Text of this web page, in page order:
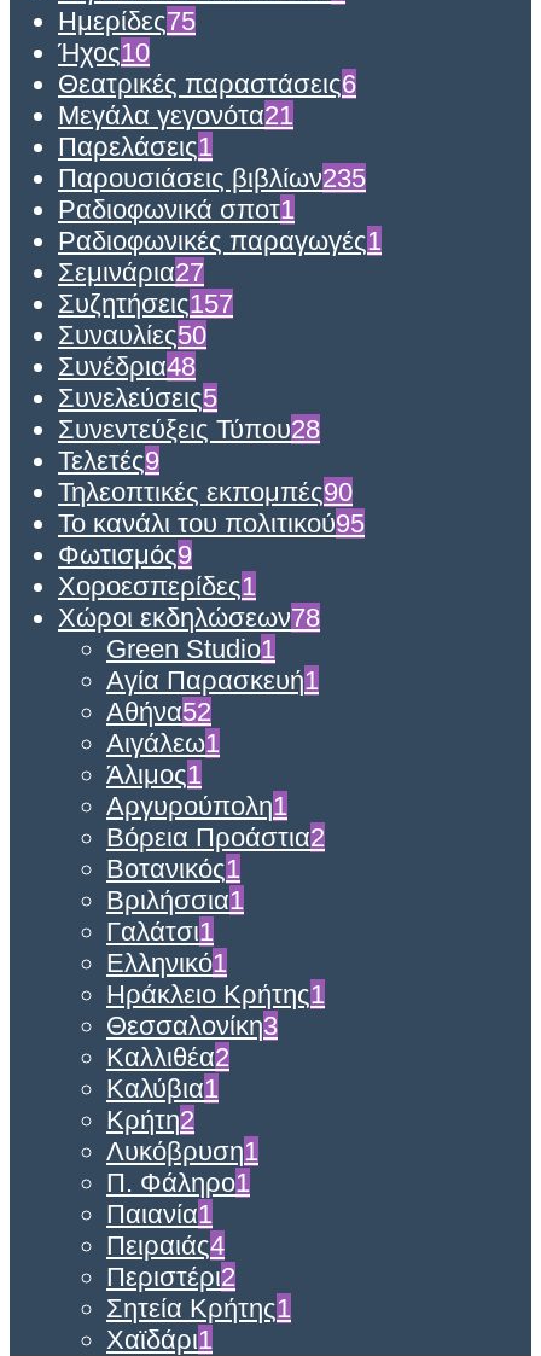
Ημερίδες75
Ήχος10
Θεατρικές παραστάσεις6
Μεγάλα γεγονότα21
Παρελάσεις1
Παρουσιάσεις βιβλίων235
Ραδιοφωνικά σποτ1
Ραδιοφωνικές παραγωγές1
Σεμινάρια27
Συζητήσεις157
Συναυλίες50
Συνέδρια48
Συνελεύσεις5
Συνεντεύξεις Τύπου28
Τελετές9
Τηλεοπτικές εκπομπές90
Το κανάλι του πολιτικού95
Φωτισμός9
Χοροεσπερίδες1
Χώροι εκδηλώσεων78
Green Studio1
Αγία Παρασκευή1
Αθήνα52
Αιγάλεω1
Άλιμος1
Αργυρούπολη1
Βόρεια Προάστια2
Βοτανικός1
Βριλήσσια1
Γαλάτσι1
Ελληνικό1
Ηράκλειο Κρήτης1
Θεσσαλονίκη3
Καλλιθέα2
Καλύβια1
Κρήτη2
Λυκόβρυση1
Π. Φάληρο1
Παιανία1
Πειραιάς4
Περιστέρι2
Σητεία Κρήτης1
Χαϊδάρι1